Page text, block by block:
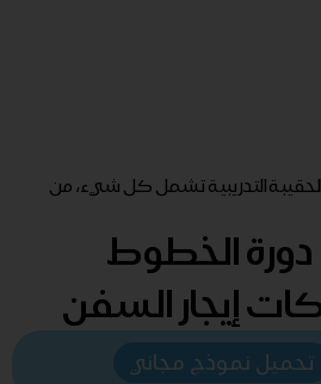
التدريبية تشمل كل شيء، من
دورة الخطوط
إيجار السفن
تحميل نموذج مجاني